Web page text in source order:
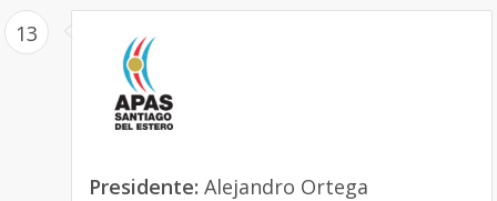
13
Presidente: Alejandro Ortega